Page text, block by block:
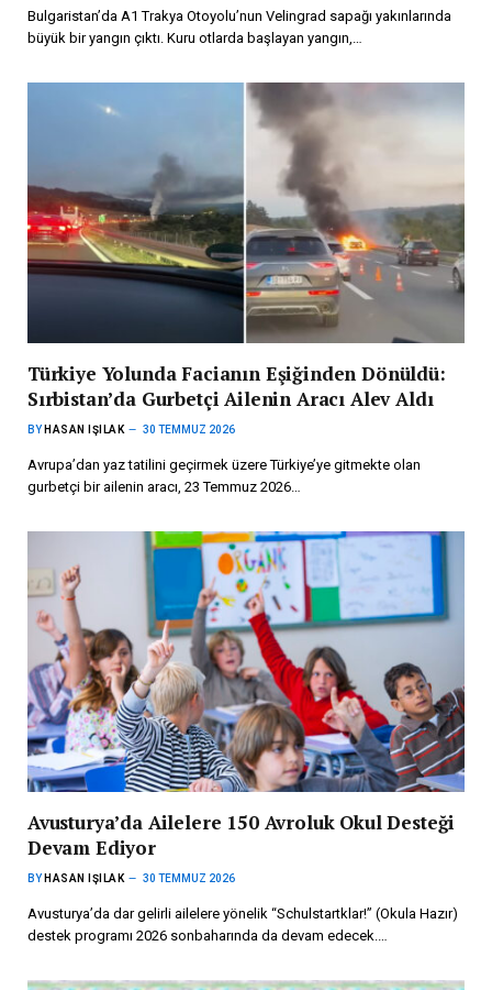
Bulgaristan’da A1 Trakya Otoyolu’nun Velingrad sapağı yakınlarında
büyük bir yangın çıktı. Kuru otlarda başlayan yangın,…
Türkiye Yolunda Facianın Eşiğinden Dönüldü:
Sırbistan’da Gurbetçi Ailenin Aracı Alev Aldı
BY HASAN IŞILAK 30 TEMMUZ 2026
Avrupa’dan yaz tatilini geçirmek üzere Türkiye’ye gitmekte olan
gurbetçi bir ailenin aracı, 23 Temmuz 2026…
Avusturya’da Ailelere 150 Avroluk Okul Desteği
Devam Ediyor
BY HASAN IŞILAK 30 TEMMUZ 2026
Avusturya’da dar gelirli ailelere yönelik “Schulstartklar!” (Okula Hazır)
destek programı 2026 sonbaharında da devam edecek.…